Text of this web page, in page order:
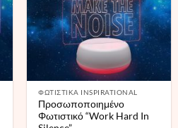
ΦΩΤΙΣΤΙΚΑ INSPIRATIONAL
Προσωποποιημένο
Φωτιστικό “Work Hard In